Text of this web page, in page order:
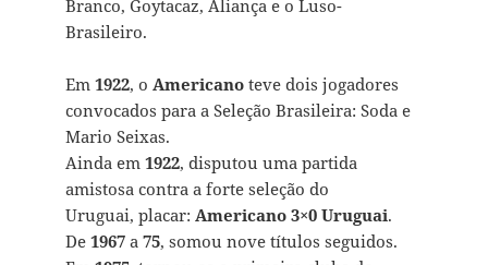
Branco, Goytacaz, Aliança e o Luso-
Brasileiro.
Em 1922, o Americano teve dois jogadores
convocados para a Seleção Brasileira: Soda e
Mario Seixas.
Ainda em 1922, disputou uma partida
amistosa contra a forte seleção do
Uruguai, placar: Americano 3×0 Uruguai.
De 1967a 75, somou nove títulos seguidos.